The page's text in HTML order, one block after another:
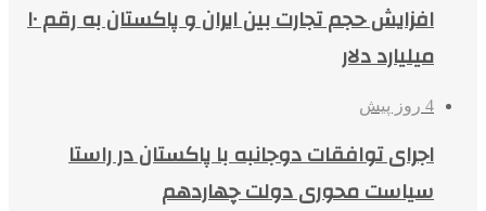
افزایش حجم تجارت بین ایران و پاکستان به رقم ۱۰
میلیارد دلار
4 روز پیش
اجرای توافقات دوجانبه با پاکستان در راستا
سیاست محوری دولت چهاردهم